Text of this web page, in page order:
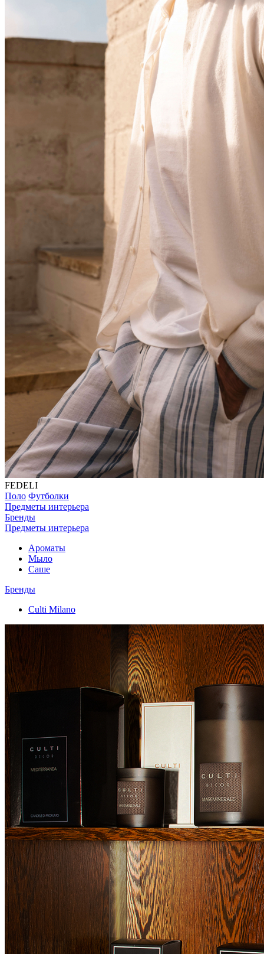
FEDELI
Поло Футболки
Предметы интерьера
Бренды
Предметы интерьера
Ароматы
Мыло
Саше
Бренды
Culti Milano